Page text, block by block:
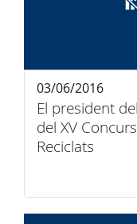
El president
del XV
Reciclats
03/06/2016